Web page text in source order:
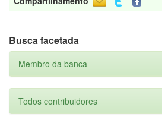
Busca facetada
Membro da banca
Todos contribuidores